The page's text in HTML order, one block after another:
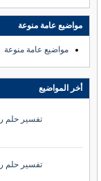
مواضيع عامة منوعة
مواضيع عامة منوعة
أخر المواضيع
تفسير حلم
تفسير حلم